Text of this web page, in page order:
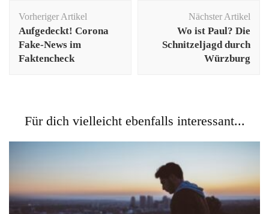
Vorheriger Artikel
Aufgedeckt! Corona
Fake-News im
Faktencheck
Nächster Artikel
Wo ist Paul? Die
Schnitzeljagd durch
Würzburg
Für dich vielleicht ebenfalls interessant...